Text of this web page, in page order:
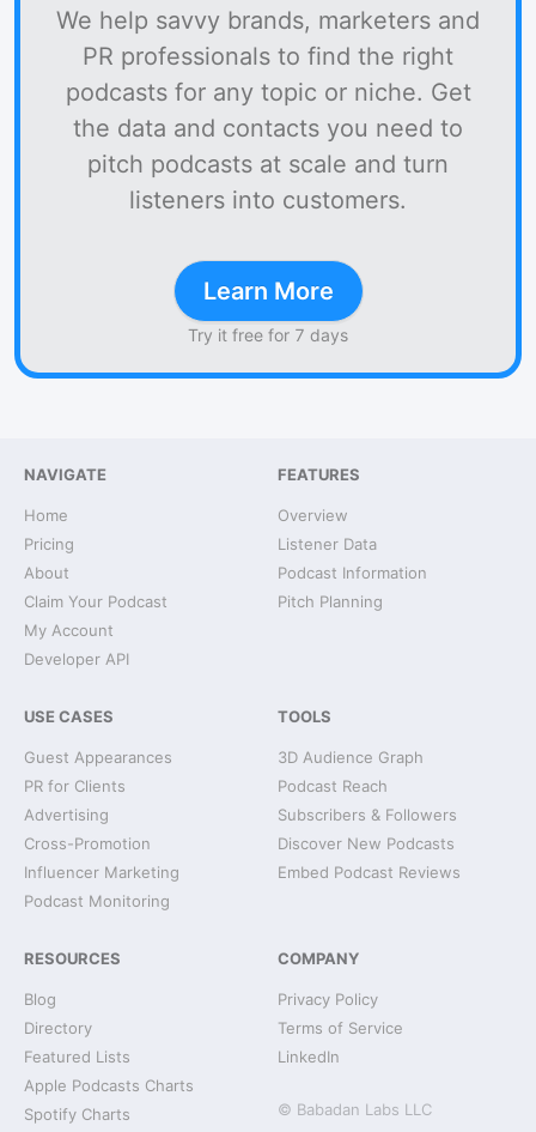
We help savvy brands, marketers and
PR professionals to find the right
podcasts for any topic or niche. Get
the data and contacts you need to
pitch podcasts at scale and turn
listeners into customers.
Learn More
Try it free for 7 days
NAVIGATE
Home
Pricing
About
Claim Your Podcast
My Account
Developer API
FEATURES
Overview
Listener Data
Podcast Information
Pitch Planning
USE CASES
Guest Appearances
PR for Clients
Advertising
Cross-Promotion
Influencer Marketing
Podcast Monitoring
TOOLS
3D Audience Graph
Podcast Reach
Subscribers & Followers
Discover New Podcasts
Embed Podcast Reviews
RESOURCES
Blog
Directory
Featured Lists
Apple Podcasts Charts
Spotify Charts
COMPANY
Privacy Policy
Terms of Service
LinkedIn
© Babadan Labs LLC